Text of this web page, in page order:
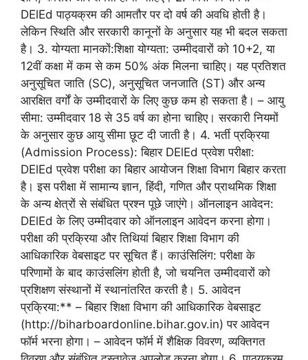
DElEd पाठ्यक्रम की आमतौर पर दो वर्ष की अवधि होती है।
लेकिन स्थिति और सरकारी कानूनों के अनुसार यह भी बदल सकता
है। 3. योग्यता मानकों:शिक्षा योग्यता: उम्मीदवारों को 10+2, या
12वीं कक्षा में कम से कम 50% अंक मिलना चाहिए। यह प्रतिशत
अनुसूचित जाति (SC), अनुसूचित जनजाति (ST) और अन्य
आरक्षित वर्गों के उम्मीदवारों के लिए कुछ कम हो सकता है। – आयु
सीमा: उम्मीदवार 18 से 35 वर्ष का होना चाहिए। सरकारी नियमों
के अनुसार कुछ आयु सीमा छूट दी जाती है। 4. भर्ती प्रक्रिया
(Admission Process): बिहार DElEd प्रवेश परीक्षा:
DElEd प्रवेश परीक्षा का बिहार आयोजन शिक्षा विभाग बिहार करता
है। इस परीक्षा में सामान्य ज्ञान, हिंदी, गणित और प्राथमिक शिक्षा
के अन्य क्षेत्रों से संबंधित प्रश्न पूछे जाएंगे। ऑनलाइन आवेदन:
DElEd के लिए उम्मीदवार को ऑनलाइन आवेदन करना होगा।
परीक्षा की प्रक्रिया और तिथियां बिहार शिक्षा विभाग की
आधिकारिक वेबसाइट पर सूचित हैं। काउंसिलिंग: परीक्षा के
परिणामों के बाद काउंसलिंग होती है, जो चयनित उम्मीदवारों को
प्रशिक्षण संस्थानों में स्थानांतरित करती है। 5. आवेदन
प्रक्रिया:** – बिहार शिक्षा विभाग की आधिकारिक वेबसाइट
(http://biharboardonline.bihar.gov.in) पर आवेदन
फॉर्म भरना होगा। – आवेदन फॉर्म में शैक्षिक विवरण, व्यक्तिगत